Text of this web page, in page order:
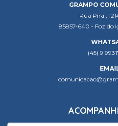
GRAMPO
Rua Piraí,
85857-640 - Foz do
(45) 9